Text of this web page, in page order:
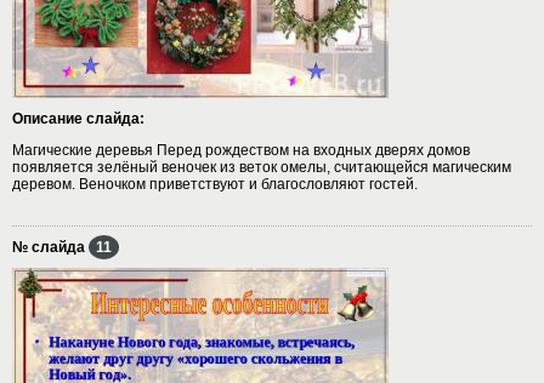
Описание слайда:
Магические деревья Перед рождеством на входных дверях домов
появляется зелёный веночек из веток омелы, считающейся магическим
деревом. Веночком приветствуют и благословляют гостей.
№ слайда 11